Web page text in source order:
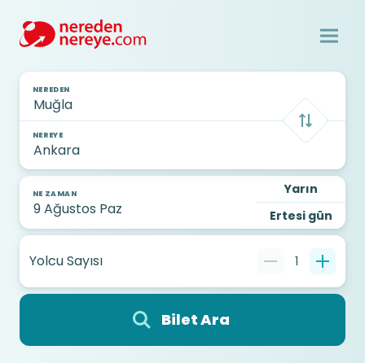
NEREDEN
NEREYE
NE ZAMAN
Yarın
Ertesi gün
Yolcu Sayısı 1
Bilet Ara